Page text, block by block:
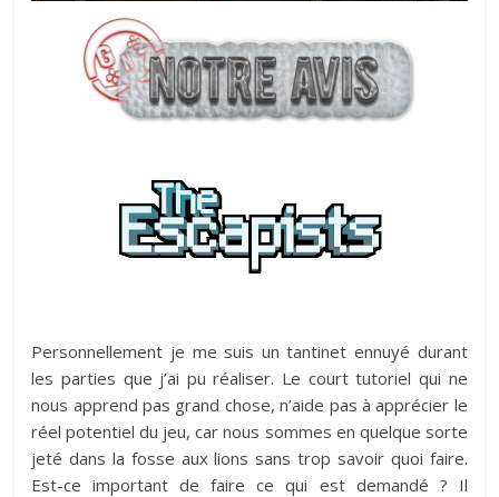
Personnellement je me suis un tantinet ennuyé durant
les parties que j’ai pu réaliser. Le court tutoriel qui ne
nous apprend pas grand chose, n’aide pas à apprécier le
réel potentiel du jeu, car nous sommes en quelque sorte
jeté dans la fosse aux lions sans trop savoir quoi faire.
Est-ce important de faire ce qui est demandé ? Il